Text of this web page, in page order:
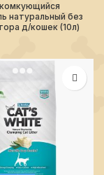
натуральный без
д/кошек (10л)